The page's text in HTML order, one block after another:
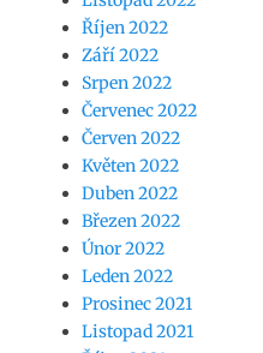
Říjen 2022
Září 2022
Srpen 2022
Červenec 2022
Červen 2022
Květen 2022
Duben 2022
Březen 2022
Únor 2022
Leden 2022
Prosinec 2021
Listopad 2021